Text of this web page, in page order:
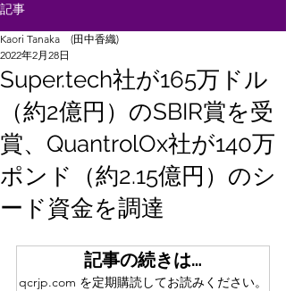
記事
Super.tech社が165万ドル
（約2億円）のSBIR賞を受
賞、QuantrolOx社が140万
ポンド（約2.15億円）のシ
ード資金を調達
Kaori Tanaka (田中香織)
2022年2月28日
記事の続きは…
qcrjp.com を定期購読してお読みください。